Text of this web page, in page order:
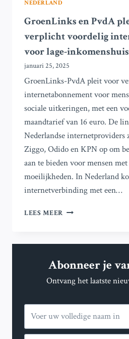
NEDERLAND
GroenLinks en PvdA
verplicht voordelig
voor lage-
januari 25, 2025
GroenLinks-PvdA pleit voor
internetabonnement voor
sociale uitkeringen, met een
maandtarief van 16 euro. De
Nederlandse internetproviders
Ziggo, Odido en KPN op om
aan te bieden voor mensen
moeilijkheden. In Nederland
internetverbinding met een…
LEES MEER GROENLINKS
PLEITEN
VERPLICHT
VOORDELIG
LAGE-
Abonneer je
Ontvang het laatste